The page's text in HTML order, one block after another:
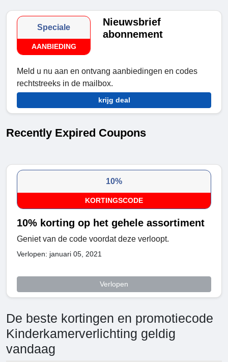
Speciale
AANBIEDING
Nieuwsbrief
abonnement
Meld u nu aan en ontvang aanbiedingen en codes
rechtstreeks in de mailbox.
krijg deal
Recently Expired Coupons
10%
KORTINGSCODE
10% korting op het gehele assortiment
Geniet van de code voordat deze verloopt.
Verlopen: januari 05, 2021
Verlopen
De beste kortingen en promotiecode
Kinderkamerverlichting geldig
vandaag